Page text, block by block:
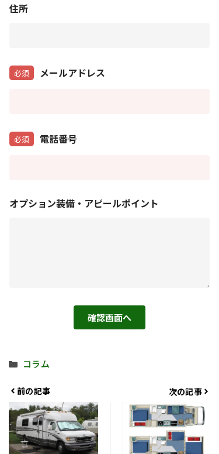
住所
メールアドレス
必須
電話番号
必須
オプション装備・アピールポイント
確認画面へ
カ
ゴ
ー
コラム
前の記事 次の記事